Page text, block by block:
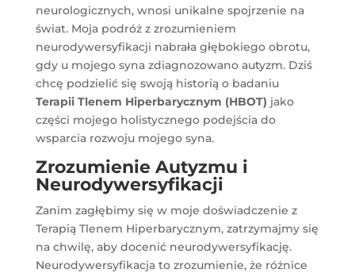
neurologicznych, wnosi unikalne spojrzenie na
świat. Moja podróż z zrozumieniem
neurodywersyfikacji nabrała głębokiego obrotu,
gdy u mojego syna zdiagnozowano autyzm. Dziś
chcę podzielić się swoją historią o badaniu
Terapii Tlenem Hiperbarycznym (HBOT) jako
części mojego holistycznego podejścia do
wsparcia rozwoju mojego syna.
Zrozumienie Autyzmu i
Neurodywersyfikacji
Zanim zagłębimy się w moje doświadczenie z
Terapią Tlenem Hiperbarycznym, zatrzymajmy się
na chwilę, aby docenić neurodywersyfikację.
Neurodywersyfikacja to zrozumienie, że różnice